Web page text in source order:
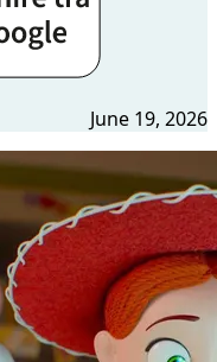
June 19, 2026